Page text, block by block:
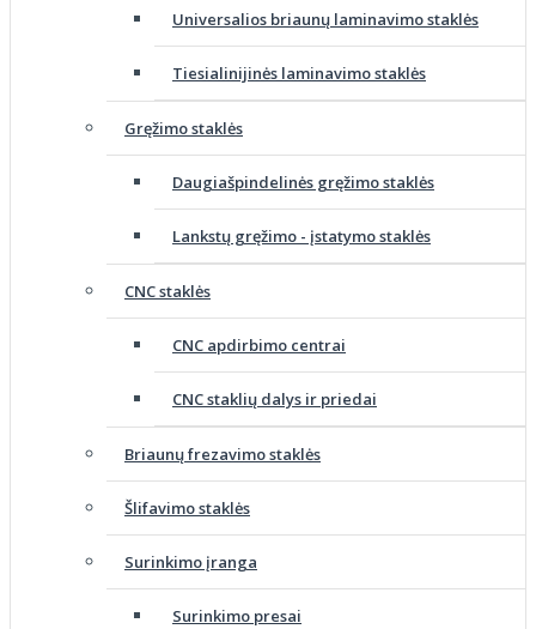
Universalios briaunų laminavimo staklės
Tiesialinijinės laminavimo staklės
Gręžimo staklės
Daugiašpindelinės gręžimo staklės
Lankstų gręžimo - įstatymo staklės
CNC staklės
CNC apdirbimo centrai
CNC staklių dalys ir priedai
Briaunų frezavimo staklės
Šlifavimo staklės
Surinkimo įranga
Surinkimo presai